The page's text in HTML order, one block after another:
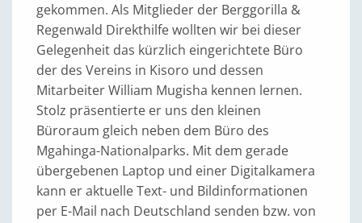
gekommen. Als Mitglieder der Berggorilla &
Regenwald Direkthilfe wollten wir bei dieser
Gelegenheit das kürzlich eingerichtete Büro
der des Vereins in Kisoro und dessen
Mitarbeiter William Mugisha kennen lernen.
Stolz präsentierte er uns den kleinen
Büroraum gleich neben dem Büro des
Mgahinga-Nationalparks. Mit dem gerade
übergebenen Laptop und einer Digitalkamera
kann er aktuelle Text- und Bildinformationen
per E-Mail nach Deutschland senden bzw. von